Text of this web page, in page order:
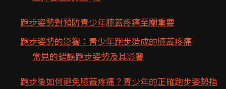
跑步姿勢對預防青少年膝蓋疼痛至關重要
跑步姿勢的影響：青少年跑步造成的膝蓋疼痛
常見的錯誤跑步姿勢及其影響
跑步後如何避免膝蓋疼痛？青少年的正確跑步姿勢指